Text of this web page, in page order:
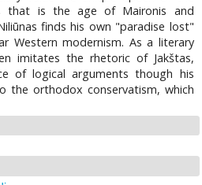
that is the age of Maironis and
finds his own "paradise lost"
Western modernism. As a literary
imitates the rhetoric of Jakštas,
of logical arguments though his
the orthodox conservatism, which